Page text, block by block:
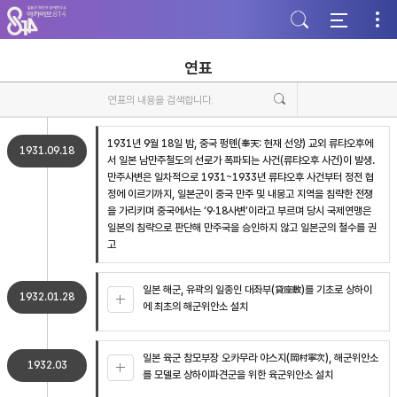
주
메
뉴
가
본
문
바
기
하
단
바
기
연표
1931.09.18
1931년 9월 18일 밤, 중국 펑톈(奉天: 현재 선양) 교외 류탸오후에
서 일본 남만주철도의 선로가 폭파되는 사건(류탸오후 사건)이 발생.
만주사변은 일차적으로 1931~1933년 류탸오후 사건부터 정전 협
정에 이르기까지, 일본군이 중국 만주 및 내몽고 지역을 침략한 전쟁
을 가리키며 중국에서는 ‘9·18사변’이라고 부르며 당시 국제연맹은
일본의 침략으로 판단해 만주국을 승인하지 않고 일본군의 철수를 권
고
1932.01.28
일본 해군, 유곽의 일종인 대좌부(貸座敷)를 기초로 상하이
에 최초의 해군위안소 설치
1932.03
일본 육군 참모부장 오카무라 야스지(岡村寧次), 해군위안소
를 모델로 상하이파견군을 위한 육군위안소 설치